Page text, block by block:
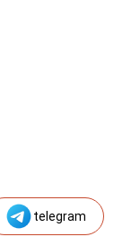
telegram